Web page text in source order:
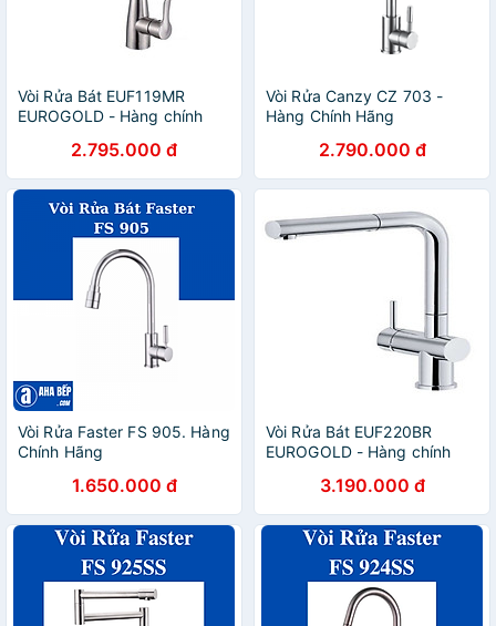
Vòi Rửa Bát EUF119MR
EUROGOLD - Hàng chính
2.795.000 đ
Vòi Rửa Canzy CZ 703 -
Hàng Chính Hãng
2.790.000 đ
Vòi Rửa Faster FS 905. Hàng
Chính Hãng
1.650.000 đ
Vòi Rửa Bát EUF220BR
EUROGOLD - Hàng chính
3.190.000 đ